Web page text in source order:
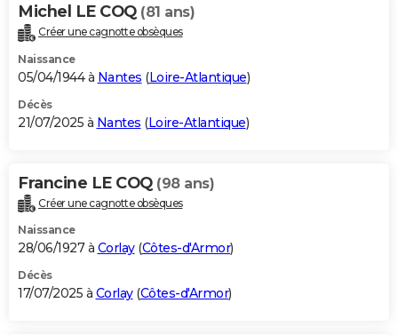
Michel LE COQ (81 ans)
Créer une cagnotte obsèques
Naissance
05/04/1944 à Nantes (Loire-Atlantique)
Décès
21/07/2025 à Nantes (Loire-Atlantique)
Francine LE COQ (98 ans)
Créer une cagnotte obsèques
Naissance
28/06/1927 à Corlay(Côtes-d'Armor)
Décès
17/07/2025 à Corlay(Côtes-d'Armor)